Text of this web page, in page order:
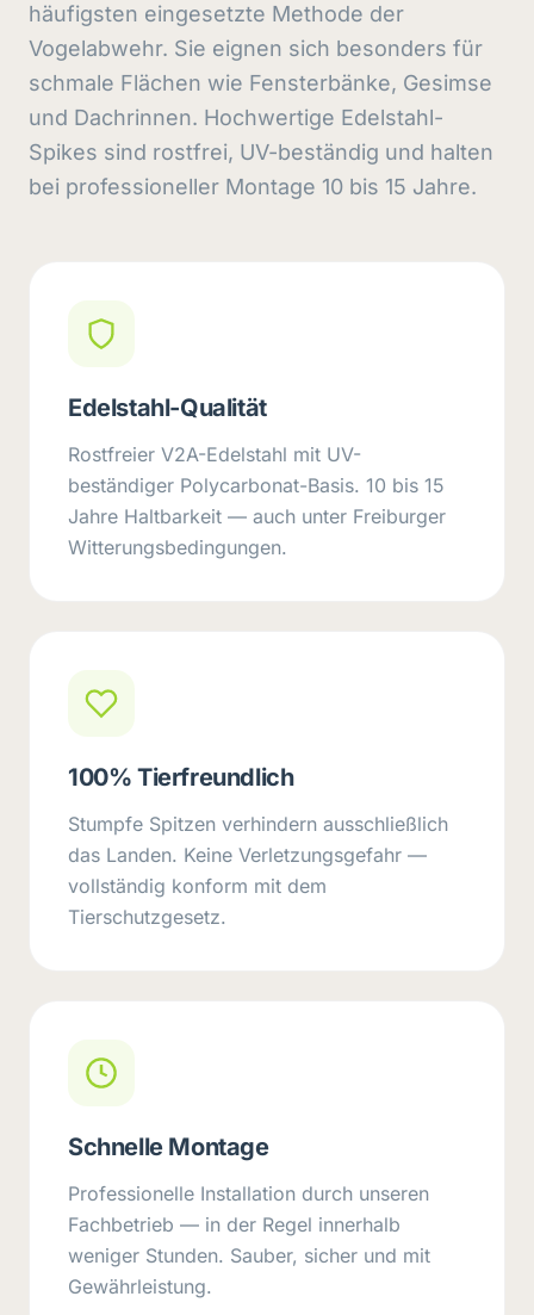
häufigsten eingesetzte Methode der
Vogelabwehr. Sie eignen sich besonders für
schmale Flächen wie Fensterbänke, Gesimse
und Dachrinnen. Hochwertige Edelstahl-
Spikes sind rostfrei, UV-beständig und halten
bei professioneller Montage 10 bis 15 Jahre.
Edelstahl-Qualität
Rostfreier V2A-Edelstahl mit UV-
beständiger Polycarbonat-Basis. 10 bis 15
Jahre Haltbarkeit — auch unter Freiburger
Witterungsbedingungen.
100% Tierfreundlich
Stumpfe Spitzen verhindern ausschließlich
das Landen. Keine Verletzungsgefahr —
vollständig konform mit dem
Tierschutzgesetz.
Schnelle Montage
Professionelle Installation durch unseren
Fachbetrieb — in der Regel innerhalb
weniger Stunden. Sauber, sicher und mit
Gewährleistung.